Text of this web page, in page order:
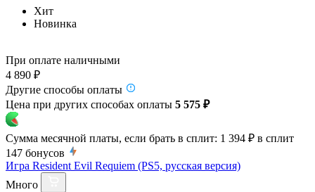
Хит
Новинка
При оплате наличными
4 890 ₽
Другие способы оплаты
Цена при других способах оплаты 5 575 ₽
Сумма месячной платы, если брать в сплит: 1 394 ₽ в сплит
147 бонусов
Игра Resident Evil Requiem (PS5, русская версия)
Много